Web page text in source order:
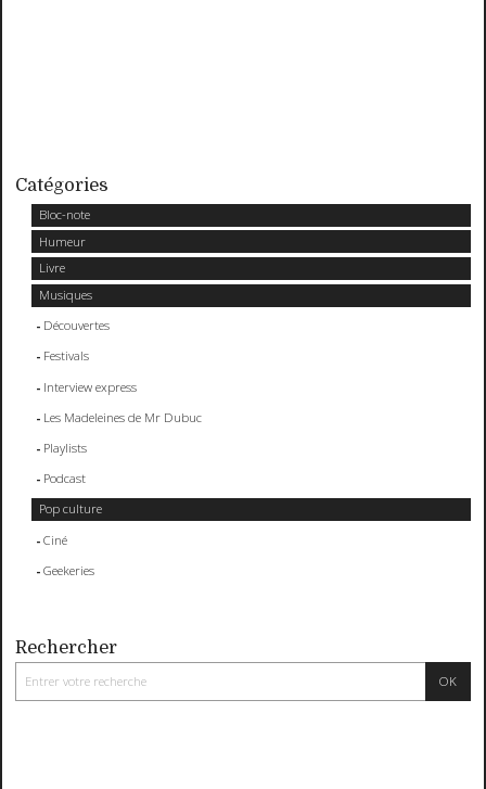
Catégories
Bloc-note
Humeur
Livre
Musiques
Découvertes
Festivals
Interview express
Les Madeleines de Mr Dubuc
Playlists
Podcast
Pop culture
Ciné
Geekeries
Rechercher